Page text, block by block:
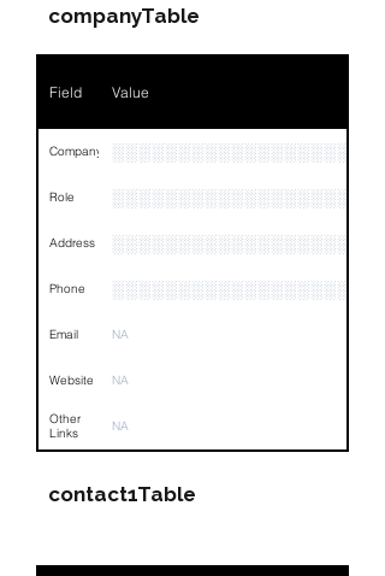
Position
Phone ░░░░░░░░░░░░░░░░
Email
Links NA
companyTable
Field Value
Company ░░░░░░░░░░░░░░░░░░
Role ░░░░░░░░░░░░░░░░░░░
Address
Phone
Email NA
Website NA
Other
Links
NA
contact1Table